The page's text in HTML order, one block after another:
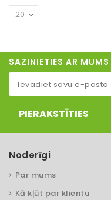
20
SAZINIETIES AR MUMS
PIERAKSTĪTIES
Noderīgi
Par mums
Kā kļūt par klientu